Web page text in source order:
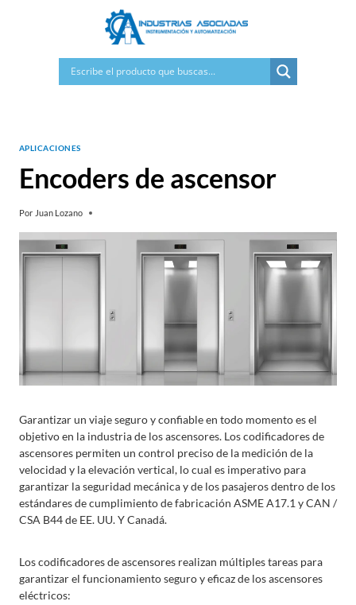
APLICACIONES
Encoders de ascensor
Por Juan Lozano
Garantizar un viaje seguro y confiable en todo momento es el
objetivo en la industria de los ascensores. Los codificadores de
ascensores permiten un control preciso de la medición de la
velocidad y la elevación vertical, lo cual es imperativo para
garantizar la seguridad mecánica y de los pasajeros dentro de los
estándares de cumplimiento de fabricación ASME A17.1 y CAN /
CSA B44 de EE. UU. Y Canadá.
Los codificadores de ascensores realizan múltiples tareas para
garantizar el funcionamiento seguro y eficaz de los ascensores
eléctricos: